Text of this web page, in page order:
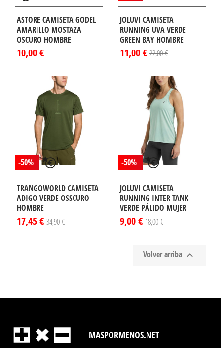
ASTORE CAMISETA GODEL
AMARILLO MOSTAZA
OSCURO HOMBRE
10,00 €
JOLUVI CAMISETA
RUNNING UVA VERDE
GREEN BAY HOMBRE
11,00 € 22,00 €
-50%
TRANGOWORLD CAMISETA
ADIGO VERDE OSSCURO
HOMBRE
17,45 € 34,90 €
-50%
JOLUVI CAMISETA
RUNNING INTER TANK
VERDE PÁLIDO MUJER
9,00 € 18,00 €
Volver arriba 
MASPORMENOS.NET